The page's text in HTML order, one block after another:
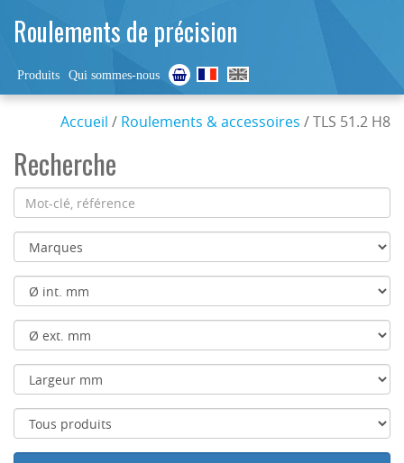
Roulements de précision
Produits Qui sommes-nous
Accueil / Roulements & accessoires / TLS 51.2 H8
Recherche